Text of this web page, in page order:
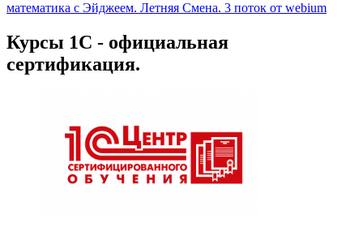
математика с Эйджеем. Летняя Смена. 3 поток от webium
Курсы 1С - официальная
сертификация.